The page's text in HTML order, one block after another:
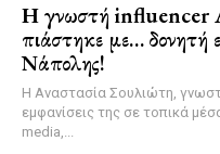
Η γνωστή influencer
πιάστηκε με… δονητή
Νάπολης!
Η Αναστασία Σουλιώτη,
εμφανίσεις της σε τοπικά
media,...